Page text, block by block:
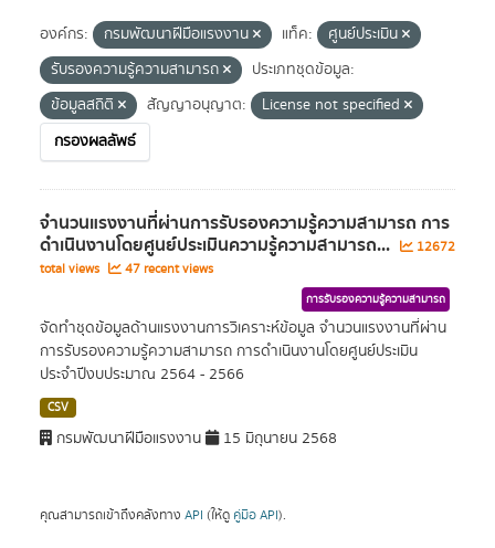
องค์กร: กรมพัฒนาฝีมือแรงงาน แท็ค:
ศูนย์ประเมิน
รับรองความรู้ความสามารถ
ประเภทชุดข้อมูล:
ข้อมูลสถิติ
สัญญาอนุญาต:
License not specified
กรองผลลัพธ์
จำนวนแรงงานที่ผ่านการรับรองความรู้ความสามารถ การ
ดำเนินงานโดยศูนย์ประเมินความรู้ความสามารถ...
12672
total views
47 recent views
การรับรองความรู้ความสามารถ
จัดทำชุดข้อมูลด้านแรงงานการวิเคราะห์ข้อมูล จำนวนแรงงานที่ผ่าน
การรับรองความรู้ความสามารถ การดำเนินงานโดยศูนย์ประเมิน
ประจำปีงบประมาณ 2564 - 2566
CSV
กรมพัฒนาฝีมือแรงงาน 15 มิถุนายน 2568
คุณสามารถเข้าถึงคลังทาง API (ให้ดู คู่มือ API).